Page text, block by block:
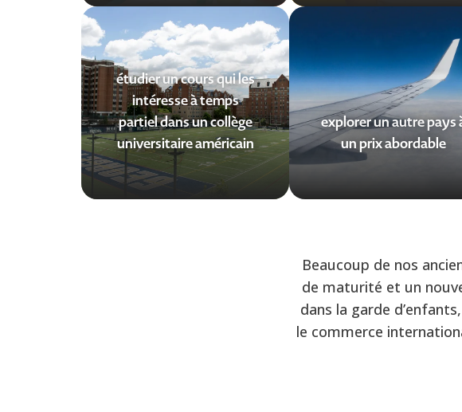
étudier un cours qui les
intéresse à temps
partiel dans un collège
universitaire américain
explorer un autre pays
un prix abordable
Beaucoup de nos
de maturité et un
dans la garde
le commerce